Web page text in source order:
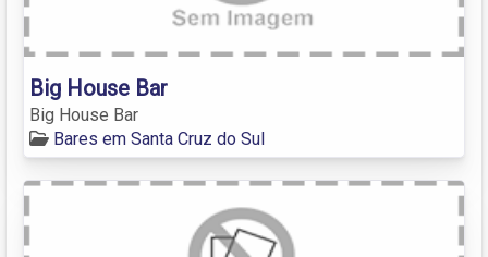
Big House Bar
Big House Bar
Bares em Santa Cruz do Sul